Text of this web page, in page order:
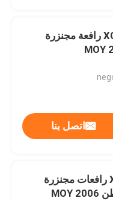
XCMG QUY150 رافعة مجنزرة
اتصل بنا
XCMG QUY50 رافعات مجنزرة